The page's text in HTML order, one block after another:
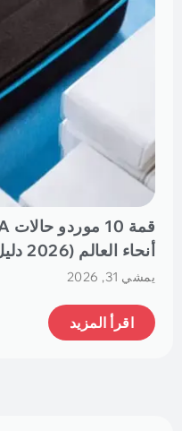
أنحاء العالم (2026 دليل محدث)
يمشي 31, 2026
اقرأ المزيد